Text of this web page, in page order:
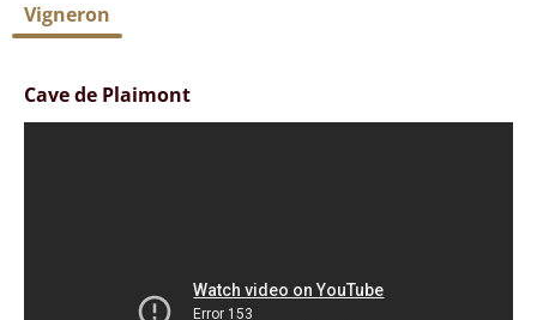
Vigneron
Cave de Plaimont